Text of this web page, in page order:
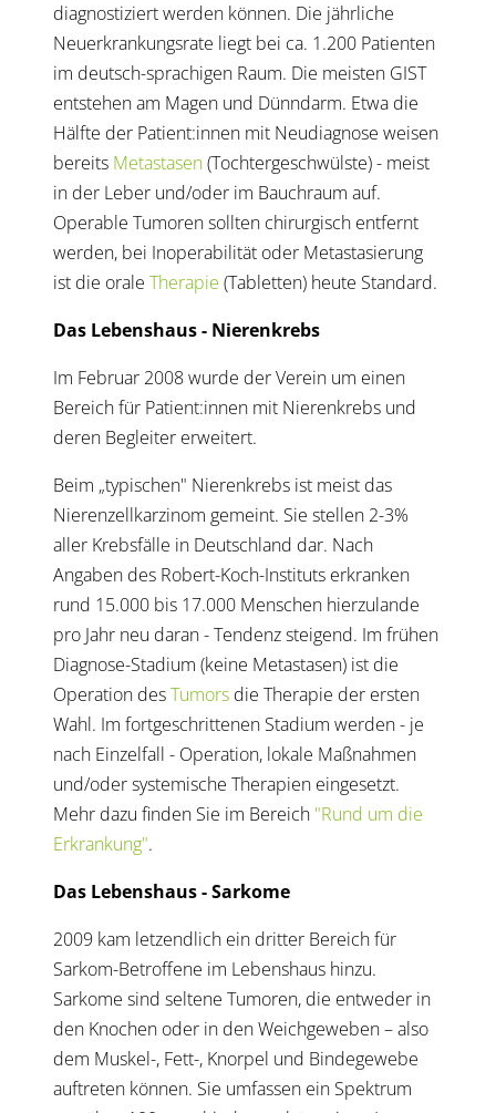
diagnostiziert werden können. Die jährliche
Neuerkrankungsrate liegt bei ca. 1.200 Patienten
im deutsch-sprachigen Raum. Die meisten GIST
entstehen am Magen und Dünndarm. Etwa die
Hälfte der Patient:innen mit Neudiagnose weisen
bereits Metastasen(Tochtergeschwülste) - meist
in der Leber und/oder im Bauchraum auf.
Operable Tumoren sollten chirurgisch entfernt
werden, bei Inoperabilität oder Metastasierung
ist die orale Therapie (Tabletten) heute Standard.
Das Lebenshaus - Nierenkrebs
Im Februar 2008 wurde der Verein um einen
Bereich für Patient:innen mit Nierenkrebs und
deren Begleiter erweitert.
Beim „typischen" Nierenkrebs ist meist das
Nierenzellkarzinom gemeint. Sie stellen 2-3%
aller Krebsfälle in Deutschland dar. Nach
Angaben des Robert-Koch-Instituts erkranken
rund 15.000 bis 17.000 Menschen hierzulande
pro Jahr neu daran - Tendenz steigend. Im frühen
Diagnose-Stadium (keine Metastasen) ist die
Operation desTumorsdie Therapie der ersten
Wahl. Im fortgeschrittenen Stadium werden - je
nach Einzelfall - Operation, lokale Maßnahmen
und/oder systemische Therapien eingesetzt.
Mehr dazu finden Sie im Bereich "Rund um die
Erkrankung".
Das Lebenshaus - Sarkome
2009 kam letzendlich ein dritter Bereich für
Sarkom-Betroffene im Lebenshaus hinzu.
Sarkome sind seltene Tumoren, die entweder in
den Knochen oder in den Weichgeweben – also
dem Muskel-, Fett-, Knorpel und Bindegewebe
auftreten können. Sie umfassen ein Spektrum